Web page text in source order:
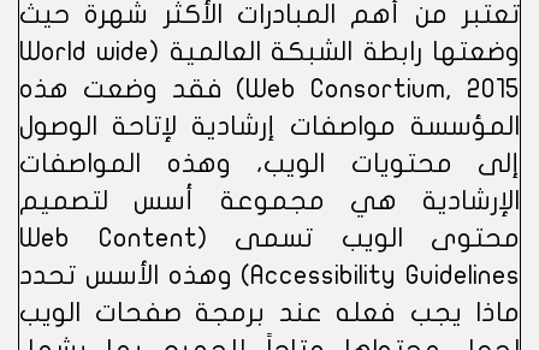
تعتبر من أهم المبادرات الأكثر شهرة حيث
وضعتها رابطة الشبكة العالمية (World wide
Web Consortium, 2015) فقد وضعت هذه
المؤسسة مواصفات إرشادية لإتاحة الوصول
إلى محتويات الويب، وهذه المواصفات
الإرشادية هي مجموعة أسس لتصميم
محتوى الويب تسمى (Web Content
Accessibility Guidelines) وهذه الأسس تحدد
ماذا يجب فعله عند برمجة صفحات الويب